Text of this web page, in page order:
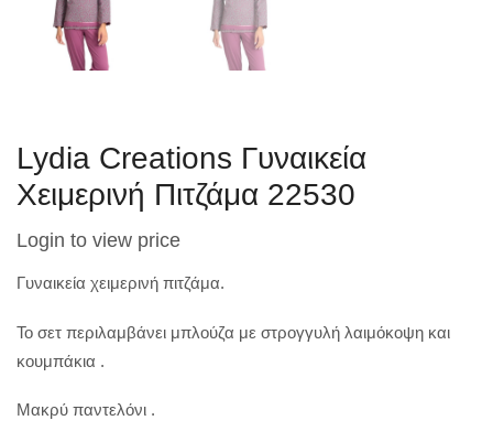
Lydia Creations Γυναικεία
Χειμερινή Πιτζάμα 22530
Login to view price
Γυναικεία χειμερινή πιτζάμα.
Το σετ περιλαμβάνει μπλούζα με στρογγυλή λαιμόκοψη και
κουμπάκια .
Μακρύ παντελόνι .